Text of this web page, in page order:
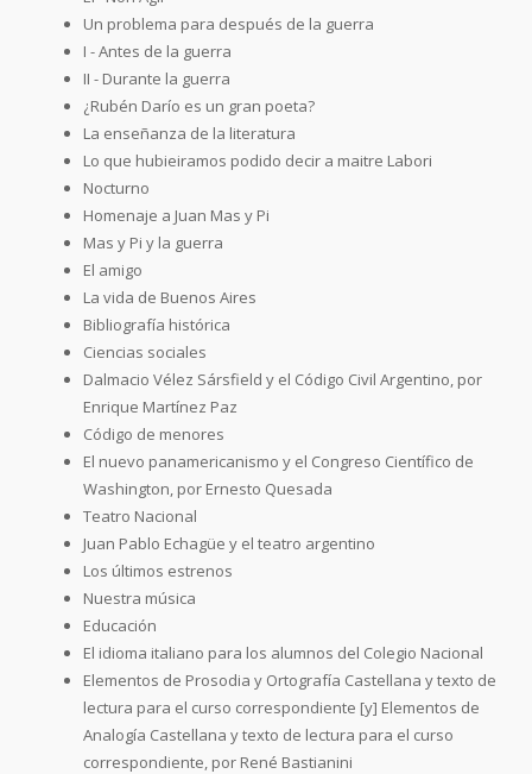
Un problema para después de la guerra
I - Antes de la guerra
II - Durante la guerra
¿Rubén Darío es un gran poeta?
La enseñanza de la literatura
Lo que hubieiramos podido decir a maitre Labori
Nocturno
Homenaje a Juan Mas y Pi
Mas y Pi y la guerra
El amigo
La vida de Buenos Aires
Bibliografía histórica
Ciencias sociales
Dalmacio Vélez Sársfield y el Código Civil Argentino, por
Enrique Martínez Paz
Código de menores
El nuevo panamericanismo y el Congreso Científico de
Washington, por Ernesto Quesada
Teatro Nacional
Juan Pablo Echagüe y el teatro argentino
Los últimos estrenos
Nuestra música
Educación
El idioma italiano para los alumnos del Colegio Nacional
Elementos de Prosodia y Ortografía Castellana y texto de
lectura para el curso correspondiente [y] Elementos de
Analogía Castellana y texto de lectura para el curso
correspondiente, por René Bastianini